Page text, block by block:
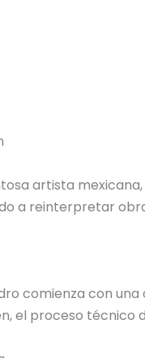
artista
a reinterpretar
comienza con
el proceso técnico